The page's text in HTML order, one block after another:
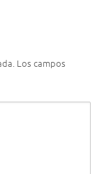
Los campos